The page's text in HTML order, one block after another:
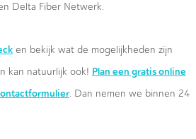
Delta Fiber Netwerk.
en bekijk wat de mogelijkheden zijn
kan natuurlijk ook! Plan een gratis online
. Dan nemen we binnen 24